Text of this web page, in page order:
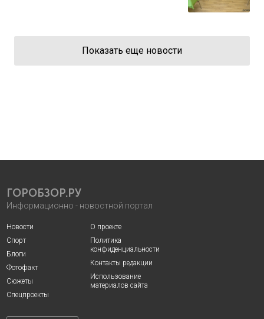
Показать еще новости
ГОРОБЗОР.РУ
Информационно - новостной портал
Новости
Спорт
Блоги
Фотофакт
Сюжеты
Спецпроекты
О проекте
Политика
конфиденциальности
Контакты редакции
Использование
материалов сайта